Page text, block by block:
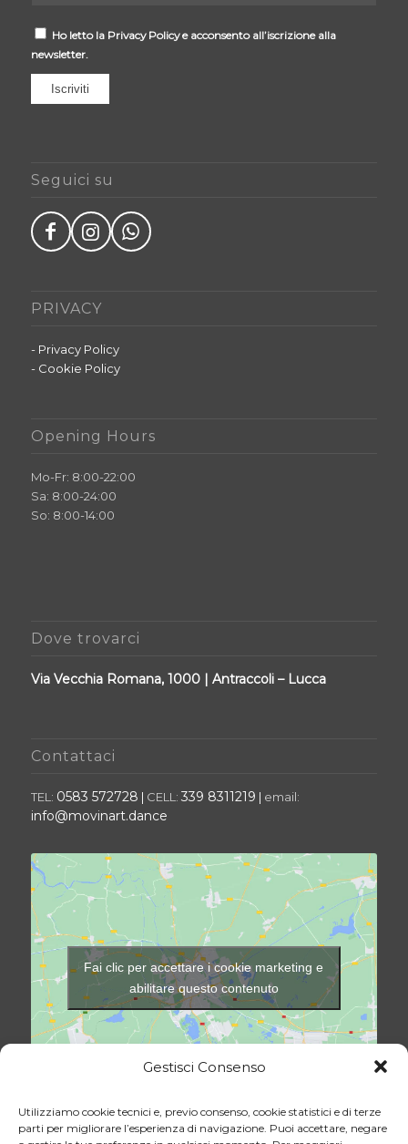
Gestisci Consenso
Utilizziamo cookie tecnici e, previo consenso, cookie statistici e di terze
parti per migliorare l’esperienza di navigazione. Puoi accettare, negare
Ho letto la Privacy Policy e acconsento all’iscrizione alla
newsletter.
Seguici su
Facebook Movinart
Instagram Movinart
WhatsApp Movinart
PRIVACY
- Privacy Policy
- Cookie Policy
Opening Hours
Mo-Fr: 8:00-22:00
Sa: 8:00-24:00
So: 8:00-14:00
Dove trovarci
Via Vecchia Romana, 1000 | Antraccoli – Lucca
Contattaci
TEL: 0583 572728 | CELL: 339 8311219 | email:
info@movinart.dance
Fai clic per accettare i cookie marketing e
abilitare questo contenuto